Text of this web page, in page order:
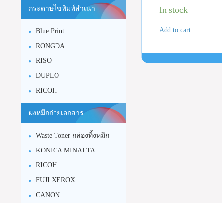
In stock
Add to cart
กระดาษไขพิมพ์สำเนา
Blue Print
RONGDA
RISO
DUPLO
RICOH
ผงหมึกถ่ายเอกสาร
Waste Toner กล่องทิ้งหมึก
KONICA MINALTA
RICOH
FUJI XEROX
CANON